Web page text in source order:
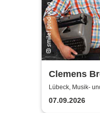
Clemens
Früher war
oder?
Lübeck, Musik-
07.09.2026